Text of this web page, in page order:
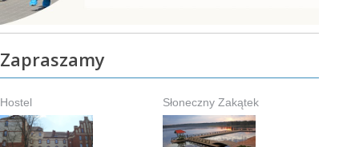
Zapraszamy
Hostel Słoneczny Zakątek